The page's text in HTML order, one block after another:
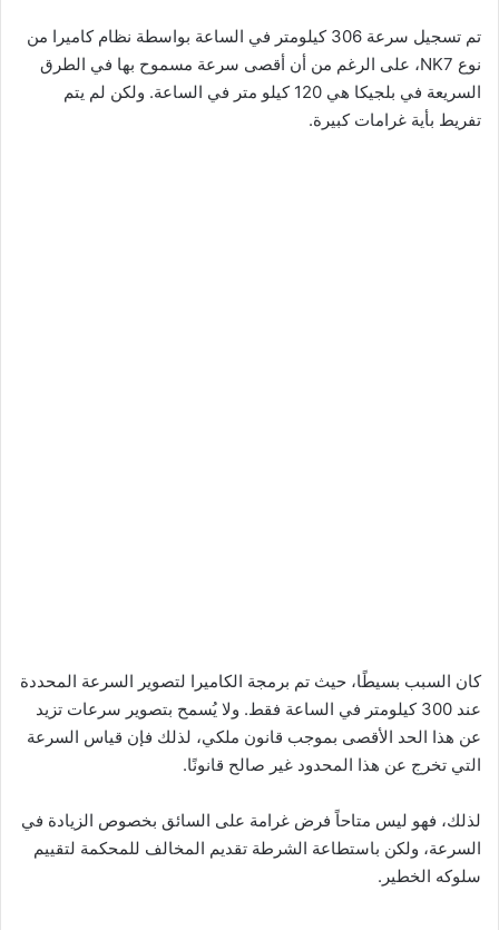
تم تسجيل سرعة 306 كيلومتر في الساعة بواسطة نظام كاميرا من
نوع NK7، على الرغم من أن أقصى سرعة مسموح بها في الطرق
السريعة في بلجيكا هي 120 كيلو متر في الساعة. ولكن لم يتم
تفريط بأية غرامات كبيرة.
كان السبب بسيطًا، حيث تم برمجة الكاميرا لتصوير السرعة المحددة
عند 300 كيلومتر في الساعة فقط. ولا يُسمح بتصوير سرعات تزيد
عن هذا الحد الأقصى بموجب قانون ملكي، لذلك فإن قياس السرعة
التي تخرج عن هذا المحدود غير صالح قانونًا.
لذلك، فهو ليس متاحاً فرض غرامة على السائق بخصوص الزيادة في
السرعة، ولكن باستطاعة الشرطة تقديم المخالف للمحكمة لتقييم
سلوكه الخطير.